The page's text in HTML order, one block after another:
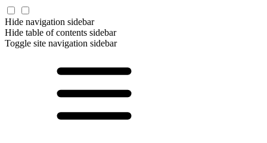
Hide navigation sidebar
Hide table of contents sidebar
Toggle site navigation sidebar